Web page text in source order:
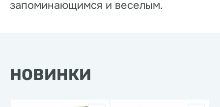
запоминающимся и веселым.
НОВИНКИ